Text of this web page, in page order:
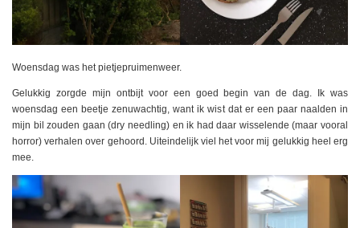
Woensdag was het pietjepruimenweer.
Gelukkig zorgde mijn ontbijt voor een goed begin van de dag. Ik was
woensdag een beetje zenuwachtig, want ik wist dat er een paar naalden in
mijn bil zouden gaan (dry needling) en ik had daar wisselende (maar vooral
horror) verhalen over gehoord. Uiteindelijk viel het voor mij gelukkig heel erg
mee.